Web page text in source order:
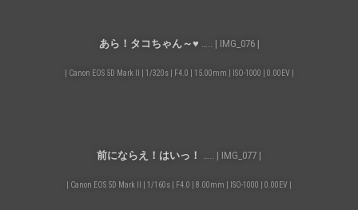
あら！タコちゃん～♥ ….. | IMG_076 |
| Canon EOS 5D Mark II | 1/320s | F4.0 | 15.00mm | ISO-1000 | 0.00EV |
前にならえ！はいっ！ ….. | IMG_077 |
| Canon EOS 5D Mark II | 1/160s | F4.0 | 8.00mm | ISO-1000 | 0.00EV |